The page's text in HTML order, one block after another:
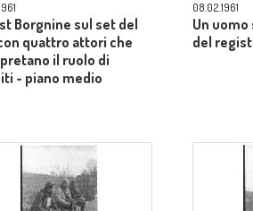
Borgnine sul set del
quattro attori che
il ruolo di
- piano medio
08.02.1961
Un
del